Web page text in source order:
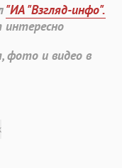
"ИА "Взгляд-инфо".
интересно
фото и видео в